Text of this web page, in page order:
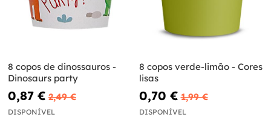
8 copos de dinossauros -
Dinosaurs party
0,87 € 2,49 €
DISPONÍVEL
8 copos verde-limão - Cores
lisas
0,70 € 1,99 €
DISPONÍVEL